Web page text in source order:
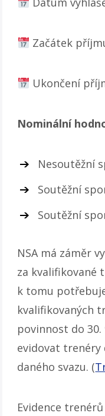
Začátek
Ukončení
Nominální
Nesoutěžní
Soutěžní
Soutěžní
NSA má záměr
za kvalifikované
k tomu
kvalifikovaných
povinnost do
evidovat
daného svazu. (
Evidence